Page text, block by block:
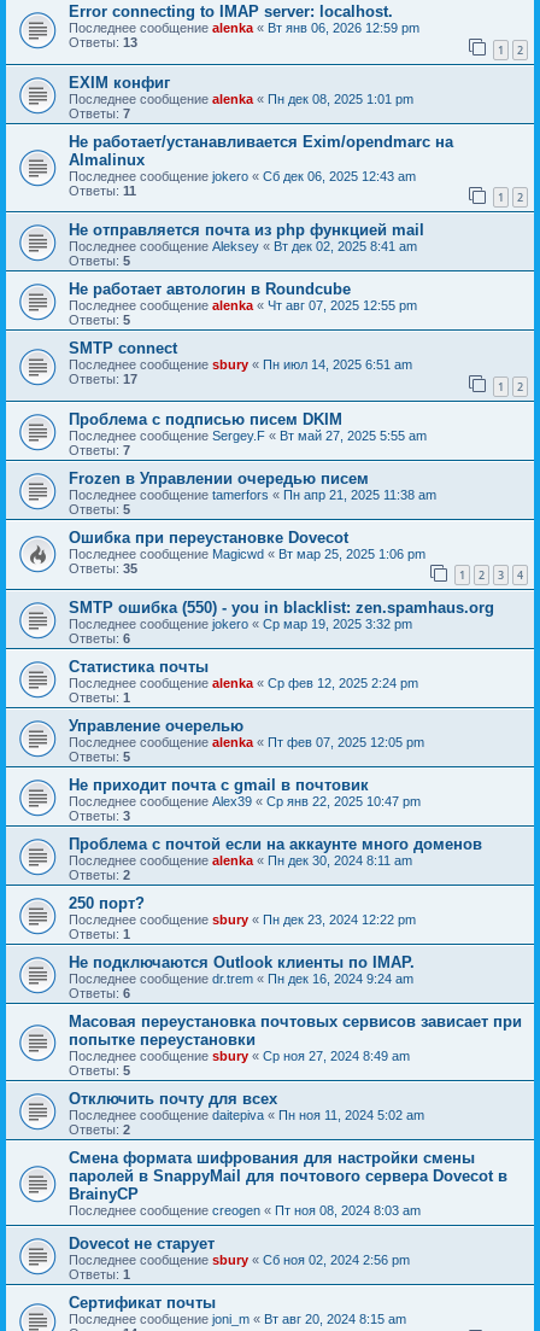
Error connecting to IMAP server: localhost.
Последнее сообщение alenka « Вт янв 06, 2026 12:59 pm
Ответы: 13 1 2
EXIM конфиг
Последнее сообщение alenka « Пн дек 08, 2025 1:01 pm
Ответы: 7
Не работает/устанавливается Exim/opendmarc на
Almalinux
Последнее сообщение jokero « Сб дек 06, 2025 12:43 am
Ответы: 11 1 2
Не отправляется почта из php функцией mail
Последнее сообщение Aleksey « Вт дек 02, 2025 8:41 am
Ответы: 5
Не работает автологин в Roundcube
Последнее сообщение alenka « Чт авг 07, 2025 12:55 pm
Ответы: 5
SMTP connect
Последнее сообщение sbury « Пн июл 14, 2025 6:51 am
Ответы: 17 1 2
Проблема с подписью писем DKIM
Последнее сообщение Sergey.F « Вт май 27, 2025 5:55 am
Ответы: 7
Frozen в Управлении очередью писем
Последнее сообщение tamerfors « Пн апр 21, 2025 11:38 am
Ответы: 5
Ошибка при переустановке Dovecot
Последнее сообщение Magicwd « Вт мар 25, 2025 1:06 pm
Ответы: 35 1 2 3 4
SMTP ошибка (550) - you in blacklist: zen.spamhaus.org
Последнее сообщение jokero « Ср мар 19, 2025 3:32 pm
Ответы: 6
Статистика почты
Последнее сообщение alenka« Ср фев 12, 2025 2:24 pm
Ответы: 1
Управление очерелью
Последнее сообщение alenka« Пт фев 07, 2025 12:05 pm
Ответы: 5
Не приходит почта с gmail в почтовик
Последнее сообщение Alex39 « Ср янв 22, 2025 10:47 pm
Ответы: 3
Проблема с почтой если на аккаунте много доменов
Последнее сообщение alenka« Пн дек 30, 2024 8:11 am
Ответы: 2
250 порт?
Последнее сообщение sbury « Пн дек 23, 2024 12:22 pm
Ответы: 1
Не подключаются Outlook клиенты по IMAP.
Последнее сообщение dr.trem « Пн дек 16, 2024 9:24 am
Ответы: 6
Масовая переустановка почтовых сервисов зависает при
попытке переустановки
Последнее сообщение sbury « Ср ноя 27, 2024 8:49 am
Ответы: 5
Отключить почту для всех
Последнее сообщение daitepiva « Пн ноя 11, 2024 5:02 am
Ответы: 2
Смена формата шифрования для настройки смены
паролей в SnappyMail для почтового сервера Dovecot в
BrainyCP
Последнее сообщение creogen « Пт ноя 08, 2024 8:03 am
Dovecot не старует
Последнее сообщение sbury « Сб ноя 02, 2024 2:56 pm
Ответы: 1
Сертификат почты
Последнее сообщение joni_m « Вт авг 20, 2024 8:15 am